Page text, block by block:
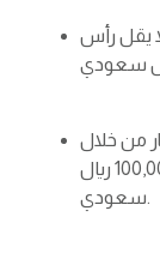
يقل رأس
من خلال
مؤسسة فردية رأس مال لا يقل عن 100,000 ريال
سعودي.